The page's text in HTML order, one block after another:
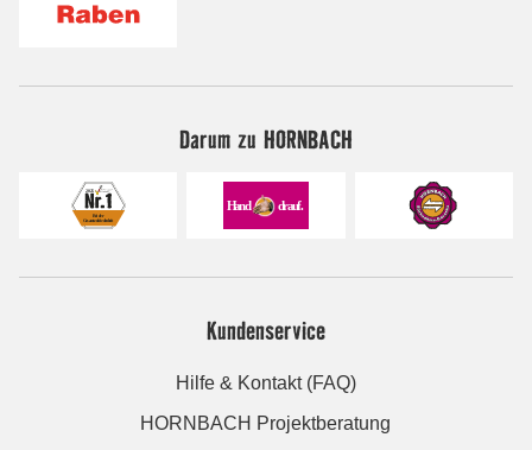
Darum zu HORNBACH
Kundenservice
Hilfe & Kontakt (FAQ)
HORNBACH Projektberatung